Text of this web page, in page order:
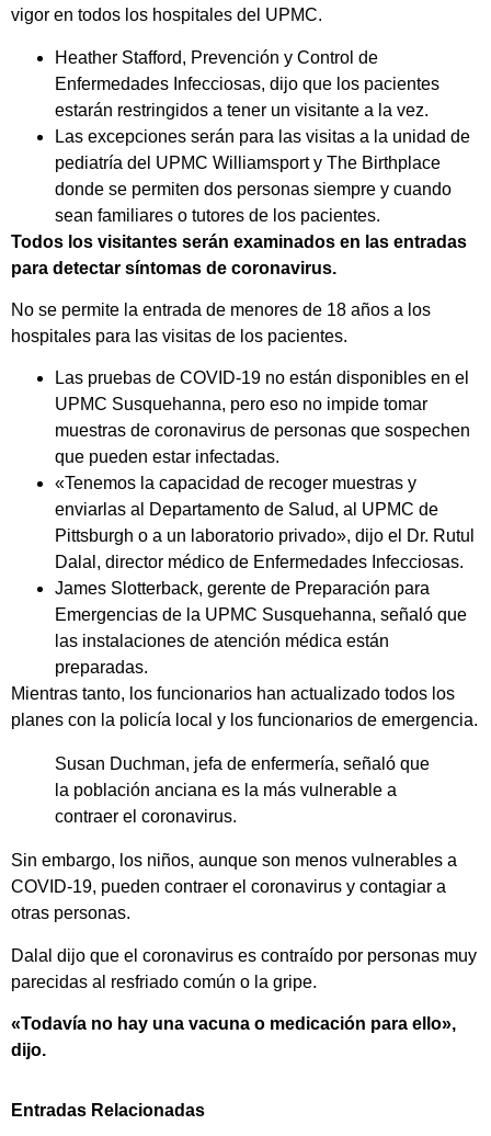
vigor en todos los hospitales del UPMC.
Heather Stafford, Prevención y Control de
Enfermedades Infecciosas, dijo que los pacientes
estarán restringidos a tener un visitante a la vez.
Las excepciones serán para las visitas a la unidad de
pediatría del UPMC Williamsport y The Birthplace
donde se permiten dos personas siempre y cuando
sean familiares o tutores de los pacientes.
Todos los visitantes serán examinados en las entradas
para detectar síntomas de coronavirus.
No se permite la entrada de menores de 18 años a los
hospitales para las visitas de los pacientes.
Las pruebas de COVID-19 no están disponibles en el
UPMC Susquehanna, pero eso no impide tomar
muestras de coronavirus de personas que sospechen
que pueden estar infectadas.
«Tenemos la capacidad de recoger muestras y
enviarlas al Departamento de Salud, al UPMC de
Pittsburgh o a un laboratorio privado», dijo el Dr. Rutul
Dalal, director médico de Enfermedades Infecciosas.
James Slotterback, gerente de Preparación para
Emergencias de la UPMC Susquehanna, señaló que
las instalaciones de atención médica están
preparadas.
Mientras tanto, los funcionarios han actualizado todos los
planes con la policía local y los funcionarios de emergencia.
Susan Duchman, jefa de enfermería, señaló que
la población anciana es la más vulnerable a
contraer el coronavirus.
Sin embargo, los niños, aunque son menos vulnerables a
COVID-19, pueden contraer el coronavirus y contagiar a
otras personas.
Dalal dijo que el coronavirus es contraído por personas muy
parecidas al resfriado común o la gripe.
«Todavía no hay una vacuna o medicación para ello»,
dijo.
Entradas Relacionadas